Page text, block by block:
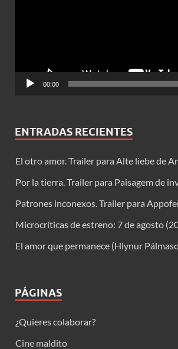
00:00
ENTRADAS RECIENTES
El otro amor. Trailer para Alte liebe de
Por la tierra. Trailer para Paisagem de
Patrones inconexos. Trailer para
Microcríticas de estreno: 7 de agosto
El amor que permanece (Hlynur
PÁGINAS
¿Quieres colaborar?
Cine maldito